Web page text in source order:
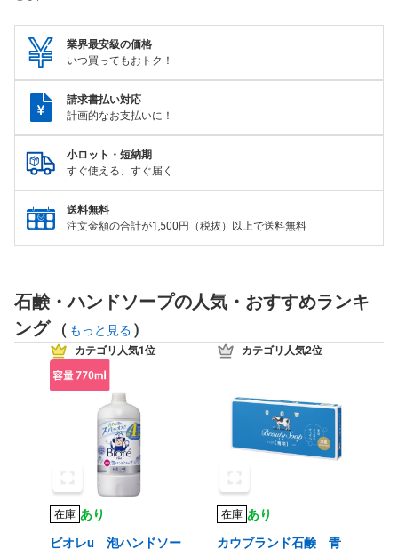
業界最安級の価格
いつ買ってもおトク！
請求書払い対応
計画的なお支払いに！
小ロット・短納期
すぐ使える、すぐ届く
送料無料
注文金額の合計が1,500円（税抜）以上で送料無料
石鹸・ハンドソープの人気・おすすめランキ
ング
( もっと見る )
カテゴリ人気1位
在庫 あり
ビオレu 泡ハンドソー
カテゴリ人気2位
在庫 あり
カウブランド石鹸 青